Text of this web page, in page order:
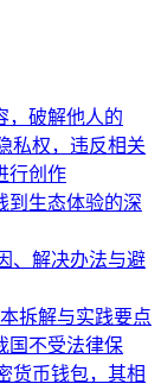
，破解他人的
私权，违反相关
行创作
到生态体验的深
、解决办法与避
拆解与实践要点
国不受法律保
货币钱包，其相